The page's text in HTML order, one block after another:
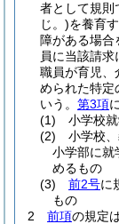
者として規則
じ。)を養育
障がある場
員に当該請
職員が育児、
められた特定
いう。 第3項
(1)
小学校
(2)
小学校
小学部に就
めるもの
(3)
前2号に
もの
2
前項の規定は